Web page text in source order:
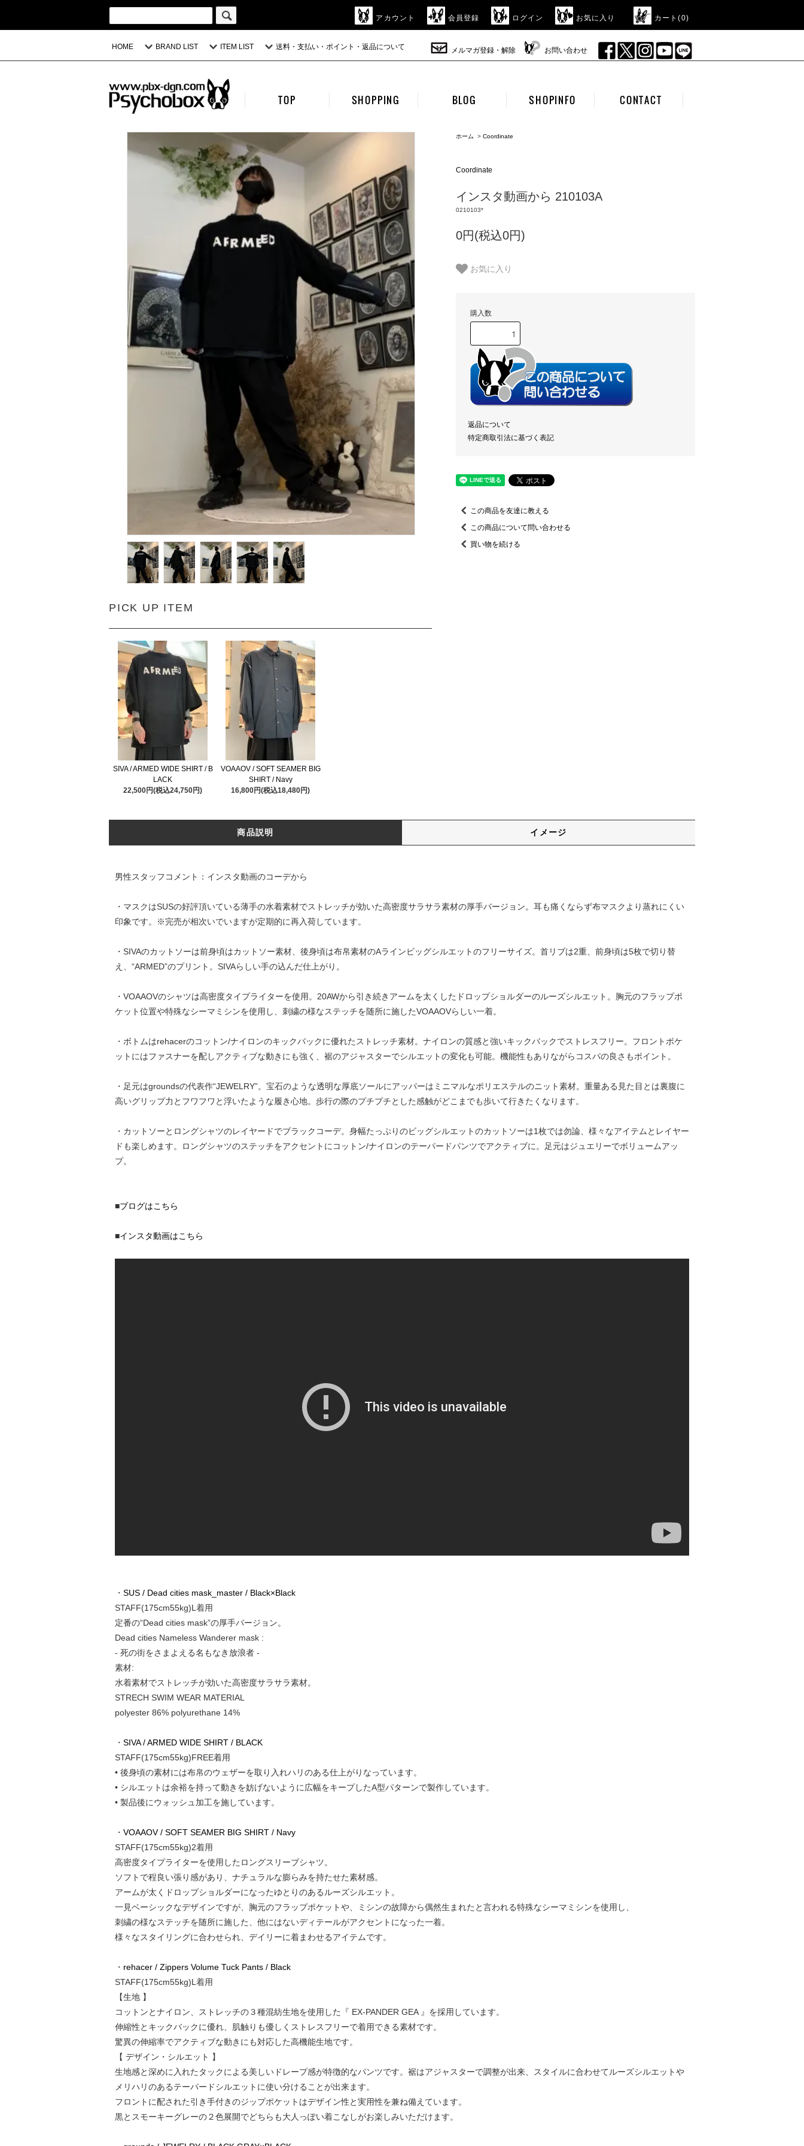
アカウント 会員登録 ログイン お気に入り カート(0)
HOME BRAND LIST ITEM LIST 送料・支払い・ポイント・返品について メルマガ登録・解除 お問い合わせ
TOP SHOPPING BLOG SHOPINFO CONTACT
PICK UP ITEM
SIVA / ARMED WIDE SHIRT / B
LACK
22,500円(税込24,750円)
VOAAOV / SOFT SEAMER BIG
SHIRT / Navy
16,800円(税込18,480円)
ホーム > Coordinate
Coordinate
インスタ動画から 210103A
0210103*
0円(税込0円)
お気に入り
購入数
返品について
特定商取引法に基づく表記
この商品を友達に教える
この商品について問い合わせる
買い物を続ける
商品説明 イメージ
男性スタッフコメント：インスタ動画のコーデから
・マスクはSUSの好評頂いている薄手の水着素材でストレッチが効いた高密度サラサラ素材の厚手バージョン。耳も痛くならず布マスクより蒸れにくい
印象です。※完売が相次いでいますが定期的に再入荷しています。
・SIVAのカットソーは前身頃はカットソー素材、後身頃は布帛素材のAラインビッグシルエットのフリーサイズ。首リブは2重、前身頃は5枚で切り替
え、“ARMED”のプリント。SIVAらしい手の込んだ仕上がり。
・VOAAOVのシャツは高密度タイプライターを使用。20AWから引き続きアームを太くしたドロップショルダーのルーズシルエット。胸元のフラップポ
ケット位置や特殊なシーマミシンを使用し、刺繍の様なステッチを随所に施したVOAAOVらしい一着。
・ボトムはrehacerのコットン/ナイロンのキックバックに優れたストレッチ素材。ナイロンの質感と強いキックバックでストレスフリー。フロントポケ
ットにはファスナーを配しアクティブな動きにも強く、裾のアジャスターでシルエットの変化も可能。機能性もありながらコスパの良さもポイント。
・足元はgroundsの代表作“JEWELRY”。宝石のような透明な厚底ソールにアッパーはミニマルなポリエステルのニット素材。重量ある見た目とは裏腹に
高いグリップ力とフワフワと浮いたような履き心地。歩行の際のプチプチとした感触がどこまでも歩いて行きたくなります。
・カットソーとロングシャツのレイヤードでブラックコーデ。身幅たっぷりのビッグシルエットのカットソーは1枚では勿論、様々なアイテムとレイヤー
ドも楽しめます。ロングシャツのステッチをアクセントにコットン/ナイロンのテーパードパンツでアクティブに。足元はジュエリーでボリュームアッ
プ。
■ブログはこちら
■インスタ動画はこちら
・ SUS / Dead cities mask_master / Black×Black
STAFF(175cm55kg)L着用
定番の“Dead cities mask”の厚手バージョン。
Dead cities Nameless Wanderer mask :
- 死の街をさまよえる名もなき放浪者 -
素材:
水着素材でストレッチが効いた高密度サラサラ素材。
STRECH SWIM WEAR MATERIAL
polyester 86% polyurethane 14%
・ SIVA / ARMED WIDE SHIRT / BLACK
STAFF(175cm55kg)FREE着用
• 後身頃の素材には布帛のウェザーを取り入れハリのある仕上がりなっています。
• シルエットは余裕を持って動きを妨げないように広幅をキープしたA型パターンで製作しています。
• 製品後にウォッシュ加工を施しています。
・ VOAAOV / SOFT SEAMER BIG SHIRT / Navy
STAFF(175cm55kg)2着用
高密度タイプライターを使用したロングスリーブシャツ。
ソフトで程良い張り感があり、ナチュラルな膨らみを持たせた素材感。
アームが太くドロップショルダーになったゆとりのあるルーズシルエット。
一見ベーシックなデザインですが、胸元のフラップポケットや、ミシンの故障から偶然生まれたと言われる特殊なシーマミシンを使用し、
刺繍の様なステッチを随所に施した、他にはないディテールがアクセントになった一着。
様々なスタイリングに合わせられ、デイリーに着まわせるアイテムです。
・ rehacer / Zippers Volume Tuck Pants / Black
STAFF(175cm55kg)L着用
【生地 】
コットンとナイロン、ストレッチの３種混紡生地を使用した『 EX-PANDER GEA 』を採用しています。
伸縮性とキックバックに優れ、肌触りも優しくストレスフリーで着用できる素材です。
驚異の伸縮率でアクティブな動きにも対応した高機能生地です。
【 デザイン・シルエット 】
生地感と深めに入れたタックによる美しいドレープ感が特徴的なパンツです。裾はアジャスターで調整が出来、スタイルに合わせてルーズシルエットや
メリハリのあるテーパードシルエットに使い分けることが出来ます。
フロントに配された引き手付きのジップポケットはデザイン性と実用性を兼ね備えています。
黒とスモーキーグレーの２色展開でどちらも大人っぽい着こなしがお楽しみいただけます。